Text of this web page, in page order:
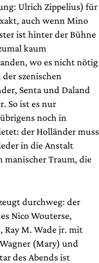
Ulrich Zippelius) für
auch wenn Mino
ist hinter der Bühne
kaum
wo es nicht nötig
szenischen
Senta und Daland
So ist es nur
noch in
der Holländer muss
in die Anstalt
manischer Traum, die
durchweg: der
Nico Wouterse,
M. Wade jr. mit
(Mary) und
des Abends ist